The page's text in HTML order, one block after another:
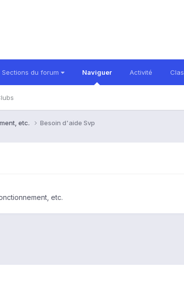
Sections du forum Naviguer Activité
etc. Besoin d'aide Svp
etc.